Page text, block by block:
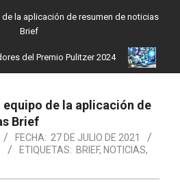
la aplicación de resumen de noticias
Brief
del Premio Pulitzer 2024
de la aplicación de
Brief
FECHA: 27 DE JULIO DE 2021
ETIQUETAS: BRIEF, NOTICIAS,